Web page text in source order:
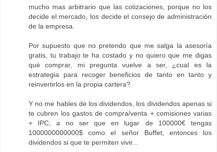
mucho mas arbitrario que las cotizaciones, porque no los
decide el mercado, los decide el consejo de administración
de la empresa.
Por supuesto que no pretendo que me salga la asesoría
gratis, tu trabajo te ha costado y no quiero que me digas
qué comprar, mi pregunta vuelve a ser, ¿cual es la
estrategia para recoger beneficios de tanto en tanto y
reinvertirlos en la propia cartera?
Y no me hables de los dividendos, los dividendos apenas si
te cubren los gastos de compra/venta + comisiones varias
+ IPC, a no ser que en lugar de 100000€ tengas
1000000000000$ como el señor Buffet, entonces los
dividendos si que te permiten vivir...